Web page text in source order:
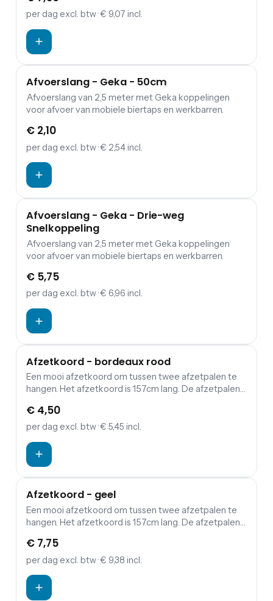
per dag excl. btw· € 9,07 incl.
Afvoerslang - Geka - 50cm
Afvoerslang van 2,5 meter met Geka koppelingen
voor afvoer van mobiele biertaps en werkbarren.
€ 2,10
per dag excl. btw· € 2,54 incl.
Afvoerslang - Geka - Drie-weg
Snelkoppeling
Afvoerslang van 2,5 meter met Geka koppelingen
voor afvoer van mobiele biertaps en werkbarren.
€ 5,75
per dag excl. btw· € 6,96 incl.
Afzetkoord - bordeaux rood
Een mooi afzetkoord om tussen twee afzetpalen te
hangen. Het afzetkoord is 157cm lang. De afzetpalen
maar vooral mooie binnenkomst op jouw evenement
bezorgen? Combineer de koorden en palen met een
€ 4,50
per dag excl. btw· € 5,45 incl.
Afzetkoord - geel
Een mooi afzetkoord om tussen twee afzetpalen te
hangen. Het afzetkoord is 157cm lang. De afzetpalen
maar vooral mooie binnenkomst op jouw evenement
bezorgen? Combineer de koorden en palen met een
€ 7,75
per dag excl. btw· € 9,38 incl.